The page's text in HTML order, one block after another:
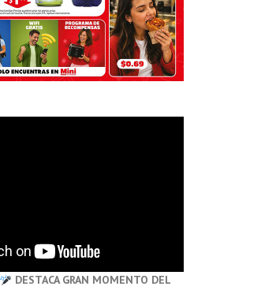
DESTACA GRAN MOMENTO DEL